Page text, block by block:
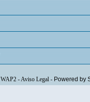
WAP2-Aviso Legal- Powered by